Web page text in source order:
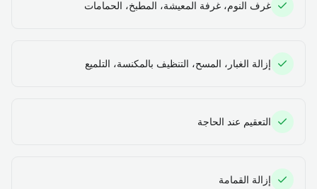
غرف النوم، غرفة المعيشة، المطبخ، الحمامات
إزالة الغبار، المسح، التنظيف بالمكنسة، التلميع
التعقيم عند الحاجة
إزالة القمامة